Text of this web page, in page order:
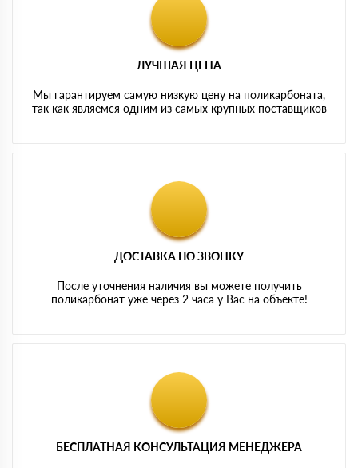
ЛУЧШАЯ ЦЕНА
Мы гарантируем самую низкую цену на поликарбоната,
так как являемся одним из самых крупных поставщиков
ДОСТАВКА ПО ЗВОНКУ
После уточнения наличия вы можете получить
поликарбонат уже через 2 часа у Вас на объекте!
БЕСПЛАТНАЯ КОНСУЛЬТАЦИЯ МЕНЕДЖЕРА